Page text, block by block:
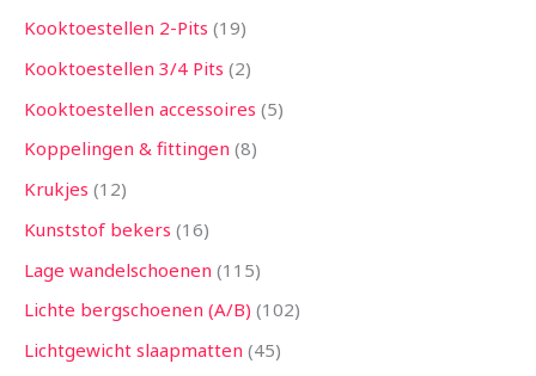
Kooktoestellen 2-Pits 19
Kooktoestellen 3/4 Pits 2
Kooktoestellen accessoires 5
Koppelingen & fittingen 8
Krukjes 12
Kunststof bekers 16
Lage wandelschoenen 115
Lichte bergschoenen (A/B) 102
Lichtgewicht slaapmatten 45